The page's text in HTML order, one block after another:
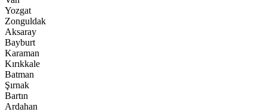
Yozgat
Zonguldak
Aksaray
Bayburt
Karaman
Kırıkkale
Batman
Şırnak
Bartın
Ardahan